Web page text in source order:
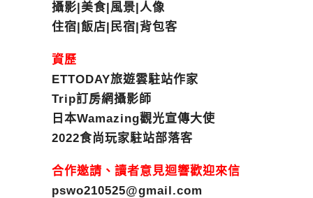
攝影|美食|風景|人像
住宿|飯店|民宿|背包客
資歷
ETTODAY旅遊雲駐站作家
Trip訂房網攝影師
日本Wamazing觀光宣傳大使
2022食尚玩家駐站部落客
合作邀請、讀者意見迴響歡迎來信
pswo210525@gmail.com